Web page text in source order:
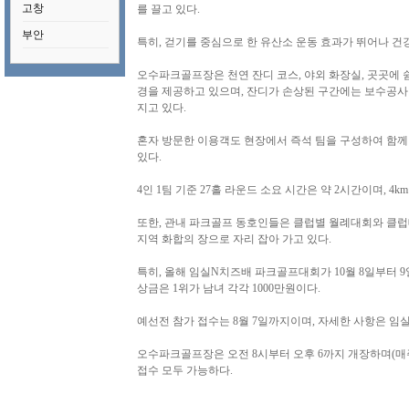
고창
부안
를 끌고 있다.
특히, 걷기를 중심으로 한 유산소 운동 효과가 뛰어나
오수파크골프장은 천연 잔디 코스, 야외 화장실, 곳곳에
경을 제공하고 있으며, 잔디가 손상된 구간에는 보수공
지고 있다.
혼자 방문한 이용객도 현장에서 즉석 팀을 구성하여 함
있다.
4인 1팀 기준 27홀 라운드 소요 시간은 약 2시간이며,
또한, 관내 파크골프 동호인들은 클럽별 월례대회와 클
지역 화합의 장으로 자리 잡아 가고 있다.
특히, 올해 임실N치즈배 파크골프대회가 10월 8일부터
상금은 1위가 남녀 각각 1000만원이다.
예선전 참가 접수는 8월 7일까지이며, 자세한 사항은 임
오수파크골프장은 오전 8시부터 오후 6까지 개장하며(
접수 모두 가능하다.